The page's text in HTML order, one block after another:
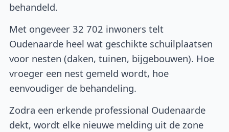
behandeld.
Met ongeveer 32 702 inwoners telt
Oudenaarde heel wat geschikte schuilplaatsen
voor nesten (daken, tuinen, bijgebouwen). Hoe
vroeger een nest gemeld wordt, hoe
eenvoudiger de behandeling.
Zodra een erkende professional Oudenaarde
dekt, wordt elke nieuwe melding uit de zone